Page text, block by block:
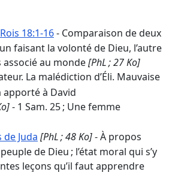
18:1-16- Comparaison de deux
faisant la volonté de Dieu, l’autre
au monde[PhL ; 27 Ko]
La malédiction d’Éli. Mauvaise
à David
- 1 Sam. 25 ; Une femme
Juda [PhL ; 48 Ko]- À propos
de Dieu ; l’état moral qui s’y
leçons qu’il faut apprendre